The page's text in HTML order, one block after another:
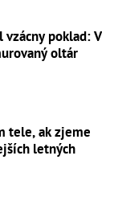
vzácny poklad: V
oltár
tele, ak zjeme
letných